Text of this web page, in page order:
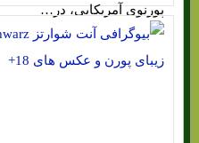
پورنوی آمریکایی، در…